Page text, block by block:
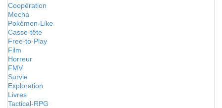
Coopération
Mecha
Pokémon-Like
Casse-tête
Free-to-Play
Film
Horreur
FMV
Survie
Exploration
Livres
Tactical-RPG